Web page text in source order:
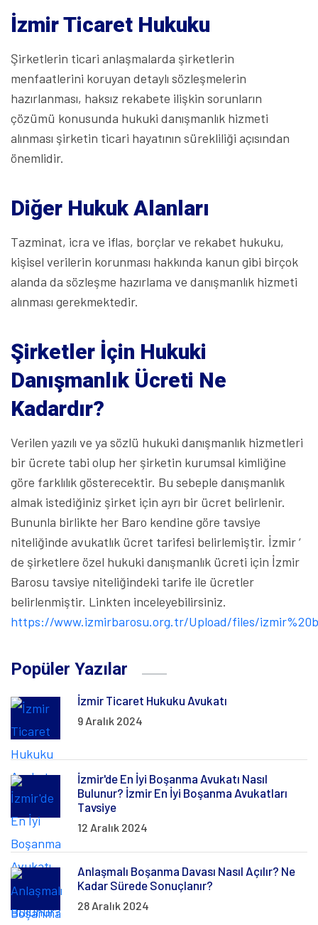
İzmir Ticaret Hukuku
Şirketlerin ticari anlaşmalarda şirketlerin
menfaatlerini koruyan detaylı sözleşmelerin
hazırlanması, haksız rekabete ilişkin sorunların
çözümü konusunda hukuki danışmanlık hizmeti
alınması şirketin ticari hayatının sürekliliği açısından
önemlidir.
Diğer Hukuk Alanları
Tazminat, icra ve iflas, borçlar ve rekabet hukuku,
kişisel verilerin korunması hakkında kanun gibi birçok
alanda da sözleşme hazırlama ve danışmanlık hizmeti
alınması gerekmektedir.
Şirketler İçin Hukuki
Danışmanlık Ücreti Ne
Kadardır?
Verilen yazılı ve ya sözlü hukuki danışmanlık hizmetleri
bir ücrete tabi olup her şirketin kurumsal kimliğine
göre farklılık gösterecektir. Bu sebeple danışmanlık
almak istediğiniz şirket için ayrı bir ücret belirlenir.
Bununla birlikte her Baro kendine göre tavsiye
niteliğinde avukatlık ücret tarifesi belirlemiştir. İzmir ‘
de şirketlere özel hukuki danışmanlık ücreti için İzmir
Barosu tavsiye niteliğindeki tarife ile ücretler
belirlenmiştir. Linkten inceleyebilirsiniz.
https://www.izmirbarosu.org.tr/Upload/files/
Popüler Yazılar
İzmir Ticaret Hukuku Avukatı
9 Aralık 2024
İzmir'de En İyi Boşanma Avukatı Nasıl
Bulunur? İzmir En İyi Boşanma Avukatları
Tavsiye
12 Aralık 2024
Anlaşmalı Boşanma Davası Nasıl Açılır? Ne
Kadar Sürede Sonuçlanır?
28 Aralık 2024